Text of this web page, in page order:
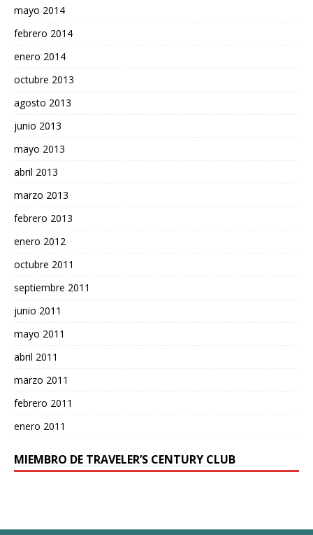
mayo 2014
febrero 2014
enero 2014
octubre 2013
agosto 2013
junio 2013
mayo 2013
abril 2013
marzo 2013
febrero 2013
enero 2012
octubre 2011
septiembre 2011
junio 2011
mayo 2011
abril 2011
marzo 2011
febrero 2011
enero 2011
MIEMBRO DE TRAVELER’S CENTURY CLUB